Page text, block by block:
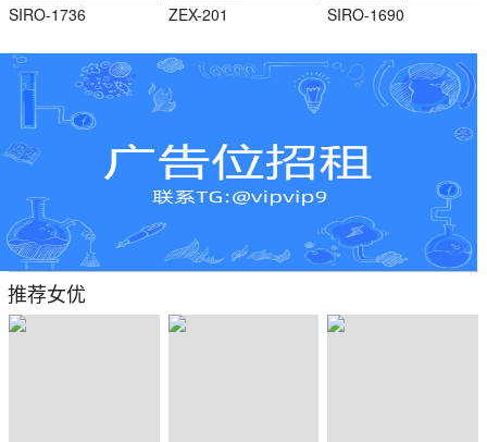
SIRO-1736 ZEX-201 SIRO-1690
推荐女优